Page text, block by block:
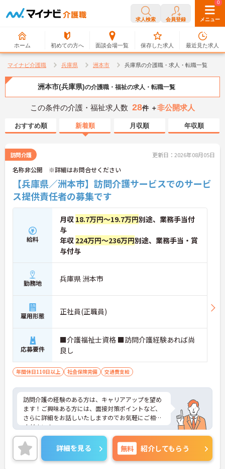
求人検索 会員登録 メニュー
ホーム 初めての方へ 面談会場一覧
0
保存した求人
0
最近見た求人
マイナビ介護職 兵庫県 洲本市 兵庫県の介護職・求人・転職一覧
洲本市(兵庫県)の介護職・福祉の求人・転職一覧
この条件の介護・福祉求人数 28件 ＋非公開求人
おすすめ順 新着順 月収順 年収順
訪問介護 更新日：2026年08月05日
名称非公開 ※詳細はお問合せください
【兵庫県／洲本市】訪問介護サービスでのサービ
ス提供責任者の募集です
給料
月収 18.7万円～19.7万円別途、業務手当付
与
年収 224万円～236万円別途、業務手当・賞
与付与
勤務地 兵庫県 洲本市
雇用形態 正社員(正職員)
応募要件
■介護福祉士資格 ■訪問介護経験あれば尚
良し
年間休日110日以上 社会保険完備 交通費支給
訪問介護の経験のある方は、キャリアアップを望め
ます！ご興味ある方には、面接対策ポイントなど、
さらに詳細をお話しいたしますのでお気軽にご相談
ください！
詳細を見る 無料 紹介してもらう